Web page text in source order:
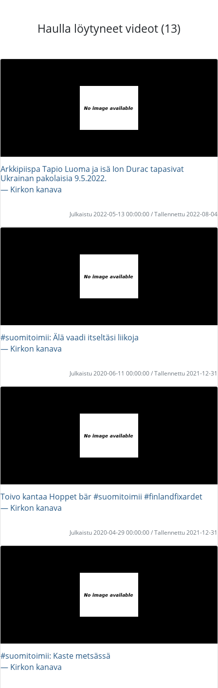
Haulla löytyneet videot (13)
Arkkipiispa Tapio Luoma ja isä Ion Durac tapasivat
Ukrainan pakolaisia 9.5.2022.
― Kirkon kanava
Julkaistu 2022-05-13 00:00:00 / Tallennettu 2022-08-04
#suomitoimii: Älä vaadi itseltäsi liikoja
― Kirkon kanava
Julkaistu 2020-06-11 00:00:00 / Tallennettu 2021-12-31
Toivo kantaa Hoppet bär #suomitoimii #finlandfixardet
― Kirkon kanava
Julkaistu 2020-04-29 00:00:00 / Tallennettu 2021-12-31
#suomitoimii: Kaste metsässä
― Kirkon kanava